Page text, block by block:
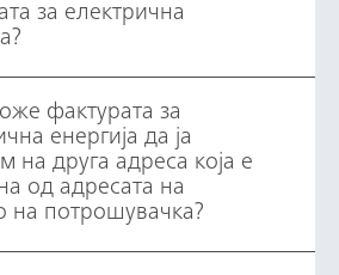
за електрична
фактурата за
енергија да ја
на друга адреса која е
од адресата на
на потрошувачка?